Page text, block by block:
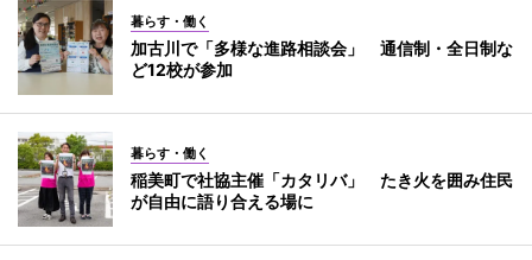
暮らす・働く
加古川で「多様な進路相談会」 通信制・全日制な
ど12校が参加
暮らす・働く
稲美町で社協主催「カタリバ」 たき火を囲み住民
が自由に語り合える場に